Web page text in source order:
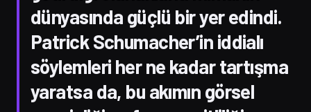
dünyasında güçlü bir yer edindi.
Patrick Schumacher’in iddialı
söylemleri her ne kadar tartışma
yaratsa da, bu akımın görsel